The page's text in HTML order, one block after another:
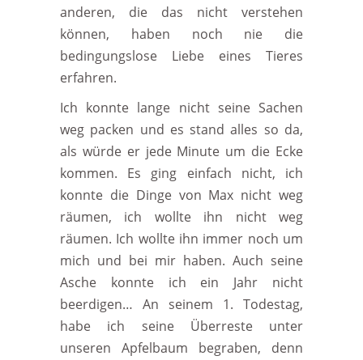
anderen, die das nicht verstehen
können, haben noch nie die
bedingungslose Liebe eines Tieres
erfahren.
Ich konnte lange nicht seine Sachen
weg packen und es stand alles so da,
als würde er jede Minute um die Ecke
kommen. Es ging einfach nicht, ich
konnte die Dinge von Max nicht weg
räumen, ich wollte ihn nicht weg
räumen. Ich wollte ihn immer noch um
mich und bei mir haben. Auch seine
Asche konnte ich ein Jahr nicht
beerdigen… An seinem 1. Todestag,
habe ich seine Überreste unter
unseren Apfelbaum begraben, denn